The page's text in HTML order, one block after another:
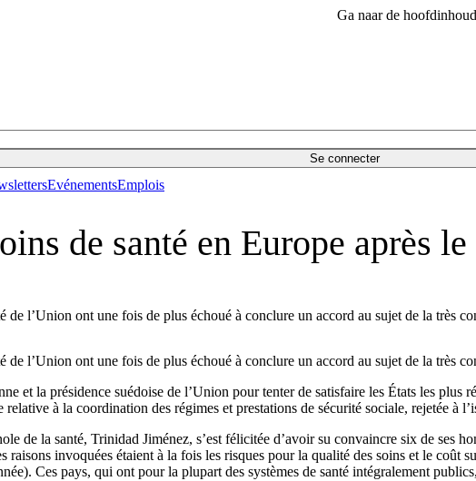
Ga naar de hoofdinhoud
Se connecter
EvénementsEmplois
de santé en Europe après
de l’Union ont une fois de plus échoué à conclure un accord au sujet de la très
de l’Union ont une fois de plus échoué à conclure un accord au sujet de la très
et la présidence suédoise de l’Union pour tenter de satisfaire les États les plus
à la coordination des régimes et prestations de sécurité sociale, rejetée à
de la santé, Trinidad Jiménez, s’est félicitée d’avoir su convaincre six de ses
raisons invoquées étaient à la fois les risques pour la qualité des soins et le coût
Ces pays, qui ont pour la plupart des systèmes de santé intégralement